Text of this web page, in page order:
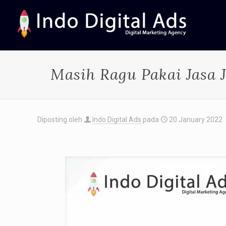
Masih Ragu Pakai
Diposting oleh Indo Digital Ads pada 20 January 2022